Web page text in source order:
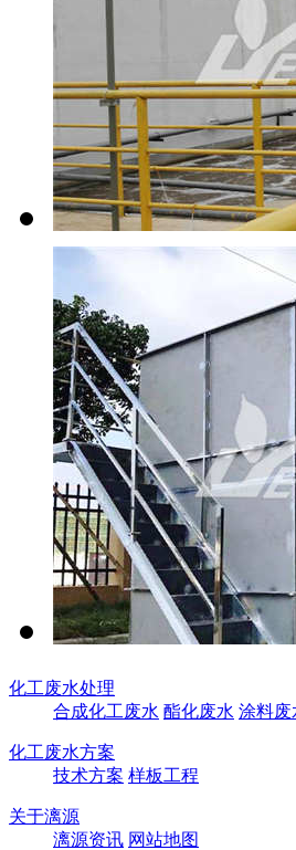
化工废水处理
合成化工废水 酯化废水 涂料废
化工废水方案
技术方案 样板工程
关于漓源
漓源资讯 网站地图